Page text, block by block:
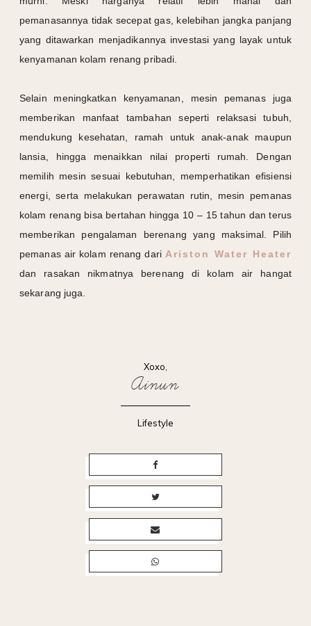
pemanasannya tidak secepat gas, kelebihan jangka panjang
yang ditawarkan menjadikannya investasi yang layak untuk
kenyamanan kolam renang pribadi.
Selain meningkatkan kenyamanan, mesin pemanas juga
memberikan manfaat tambahan seperti relaksasi tubuh,
mendukung kesehatan, ramah untuk anak-anak maupun
lansia, hingga menaikkan nilai properti rumah. Dengan
memilih mesin sesuai kebutuhan, memperhatikan efisiensi
energi, serta melakukan perawatan rutin, mesin pemanas
kolam renang bisa bertahan hingga 10 – 15 tahun dan terus
memberikan pengalaman berenang yang maksimal. Pilih
pemanas air kolam renang dari Ariston Water Heater
dan rasakan nikmatnya berenang di kolam air hangat
sekarang juga.
Xoxo,
Ainun
Lifestyle